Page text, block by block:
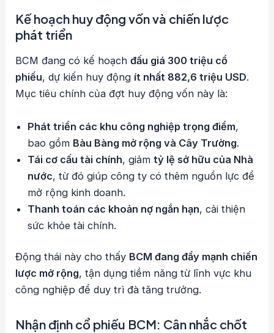
Kế hoạch huy động vốn và chiến lược
phát triển
BCM đang có kế hoạchđấu giá 300 triệu cổ
phiếu, dự kiến huy động ít nhất 882,6 triệu USD.
Mục tiêu chính của đợt huy động vốn này là:
Phát triển các khu công nghiệp trọng điểm,
bao gồm Bàu Bàng mở rộng và Cây Trường.
Tái cơ cấu tài chính, giảmtỷ lệ sở hữu của Nhà
nước, từ đó giúp công ty có thêm nguồn lực để
mở rộng kinh doanh.
Thanh toán các khoản nợ ngắn hạn, cải thiện
sức khỏe tài chính.
Động thái này cho thấy BCM đang đẩy mạnh chiến
lược mở rộng, tận dụng tiềm năng từ lĩnh vực khu
công nghiệp để duy trì đà tăng trưởng.
Nhận định cổ phiếu BCM: Cân nhắc chốt